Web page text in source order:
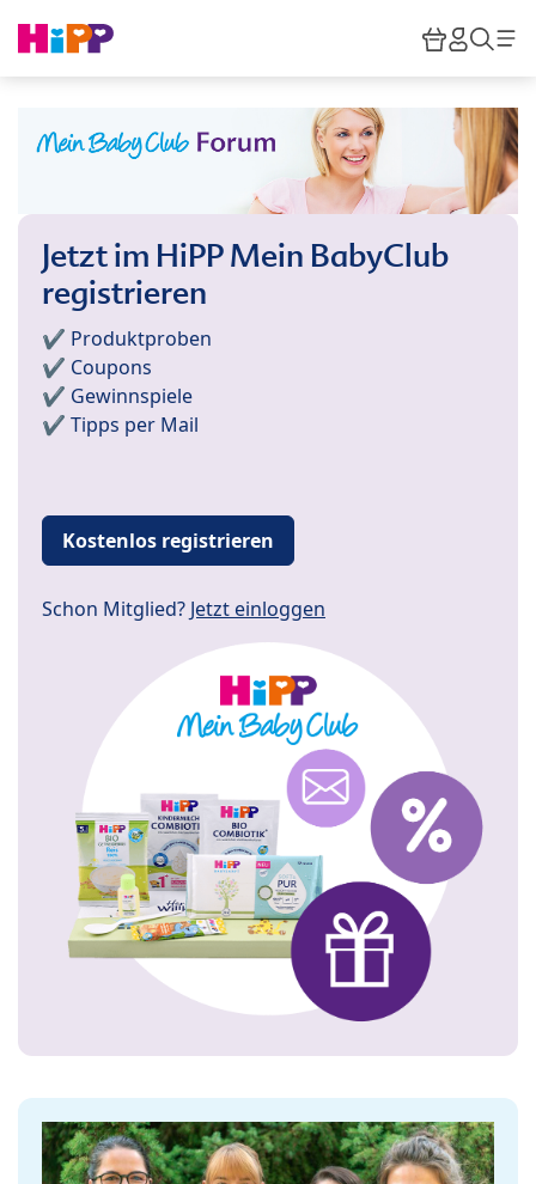
HiPP
Jetzt im HiPP Mein BabyClub
registrieren
✔️ Produktproben
✔️ Coupons
✔️ Gewinnspiele
✔️ Tipps per Mail
Kostenlos registrieren
Schon Mitglied? Jetzt einloggen